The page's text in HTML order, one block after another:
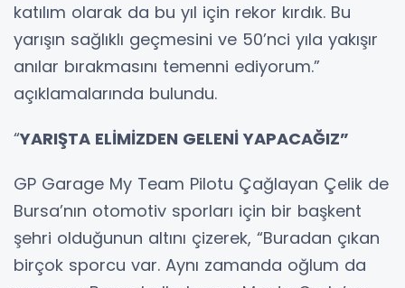
katılım olarak da bu yıl için rekor kırdık. Bu
yarışın sağlıklı geçmesini ve 50’nci yıla yakışır
anılar bırakmasını temenni ediyorum.”
açıklamalarında bulundu.
“YARIŞTA ELİMİZDEN GELENİ YAPACAĞIZ”
GP Garage My Team Pilotu Çağlayan Çelik de
Bursa’nın otomotiv sporları için bir başkent
şehri olduğunun altını çizerek, “Buradan çıkan
birçok sporcu var. Aynı zamanda oğlum da